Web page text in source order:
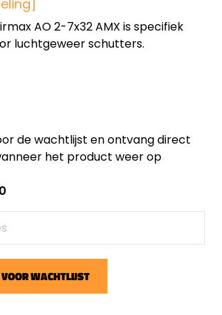
AO 2-7x32 AMX is specifiek
luchtgeweer schutters.
de wachtlijst en ontvang direct
het product weer op
WACHTLIJST